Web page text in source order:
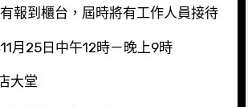
報到櫃台，屆時將有工作人員接待
月25日中午12時－晚上9時
大堂